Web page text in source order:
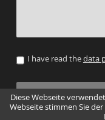
I have read thedata
Diese Webseite
Webseite stimmen Sie